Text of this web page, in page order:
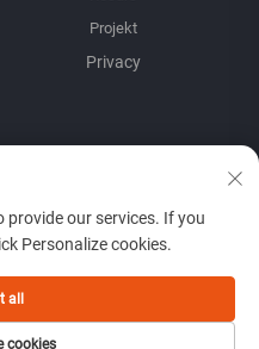
Projekt
veckovisa nyhetsbrev
provide our services. If you
Personalize cookies.
cookies
all